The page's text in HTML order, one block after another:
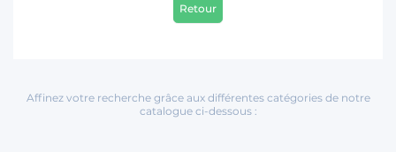
Retour
Affinez votre recherche grâce aux différentes catégories de notre
catalogue ci-dessous :